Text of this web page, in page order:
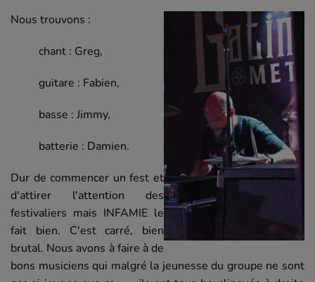
Nous trouvons :
chant : Greg,
guitare : Fabien,
basse : Jimmy,
batterie : Damien.
Dur de commencer un fest et
d'attirer l'attention des
festivaliers mais INFAMIE le
fait bien. C'est carré, bien
brutal. Nous avons à faire à de
bons musiciens qui malgré la jeunesse du groupe ne sont